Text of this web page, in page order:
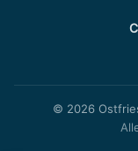
© 2026